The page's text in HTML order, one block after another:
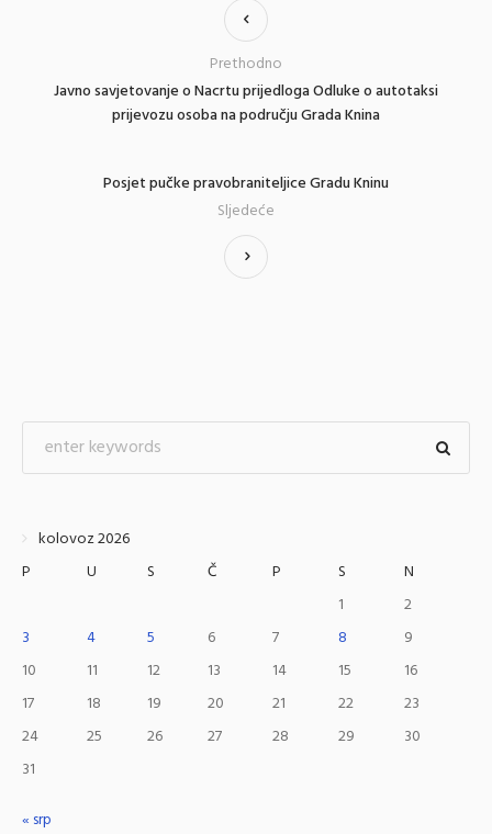
Javno savjetovanje o Nacrtu prijedloga Odluke o autotaksi
prijevozu osoba na području Grada Knina
Prethodno
Posjet pučke pravobraniteljice Gradu Kninu
Sljedeće
kolovoz 2026
P
U S Č P S
N
1
2
3
4 5 6 7 8
9
10
11 12 13 14 15
16
17
18 19 20 21 22
23
24
25 26 27 28 29
30
31
« srp